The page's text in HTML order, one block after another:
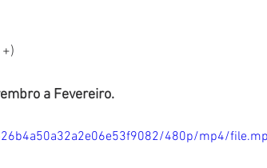
a Fevereiro.
480p/mp4/